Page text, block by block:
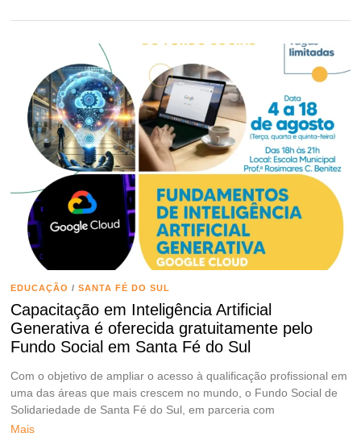
EDUCAÇÃO / SANTA FÉ DO SUL
Capacitação em Inteligência Artificial
Generativa é oferecida gratuitamente pelo
Fundo Social em Santa Fé do Sul
Com o objetivo de ampliar o acesso à qualificação profissional em
uma das áreas que mais crescem no mundo, o Fundo Social de
Solidariedade de Santa Fé do Sul, em parceria com
Mais